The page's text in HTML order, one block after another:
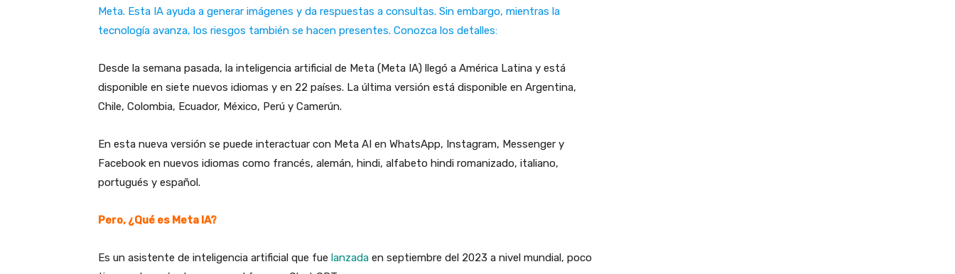
Meta. Esta IA ayuda a generar imágenes y da respuestas a consultas. Sin embargo, mientras la
tecnología avanza, los riesgos también se hacen presentes. Conozca los detalles:
Desde la semana pasada, la inteligencia artificial de Meta (Meta IA) llegó a América Latina y está
disponible en siete nuevos idiomas y en 22 países. La última versión está disponible en Argentina,
Chile, Colombia, Ecuador, México, Perú y Camerún.
En esta nueva versión se puede interactuar con Meta AI en WhatsApp, Instagram, Messenger y
Facebook en nuevos idiomas como francés, alemán, hindi, alfabeto hindi romanizado, italiano,
portugués y español.
Pero, ¿Qué es Meta IA?
Es un asistente de inteligencia artificial que fue lanzada en septiembre del 2023 a nivel mundial, poco